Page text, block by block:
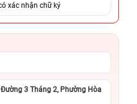
xác nhận chữ ký
Đường 3 Tháng 2, Phường Hòa